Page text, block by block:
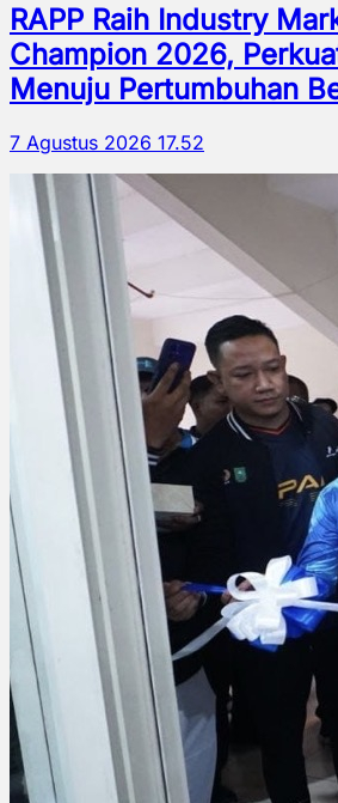
RAPP Raih Industry
Champion 2026,
Menuju Pertumbuhan
7 Agustus 2026 17.52